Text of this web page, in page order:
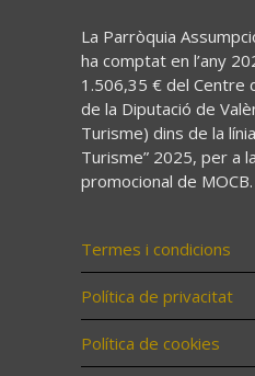
La Parròquia
ha comptat en l’any
1.506,35 € del Centre
de la Diputació de
Turisme) dins de la
Turisme” 2025, per a
promocional de MOCB.
Termes i condicions
Política de privacitat
Política de cookies